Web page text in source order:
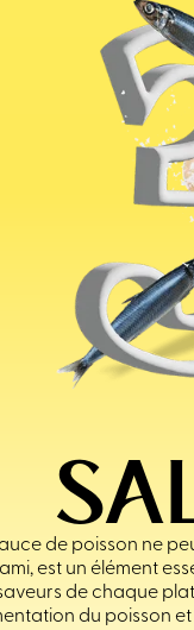
de poisson ne
est un élément
de chaque
du poisson et